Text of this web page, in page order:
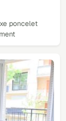
poncelet